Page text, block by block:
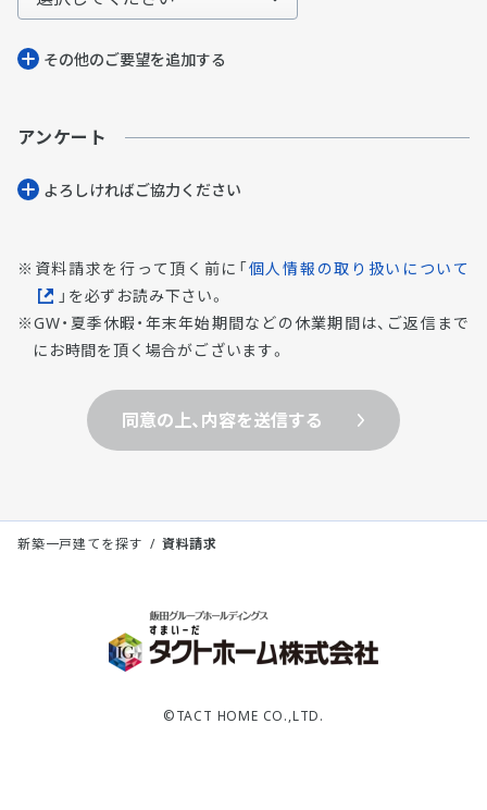
その他のご要望を追加する
アンケート
よろしければご協⼒ください
資料請求を行って頂く前に「個人情報の取り扱いについて
」を必ずお読み下さい。
GW・夏季休暇・年末年始期間などの休業期間は、ご返信まで
にお時間を頂く場合がございます。
同意の上、内容を送信する
新築一戸建てを探す 資料請求
©TACT HOME CO.,LTD.